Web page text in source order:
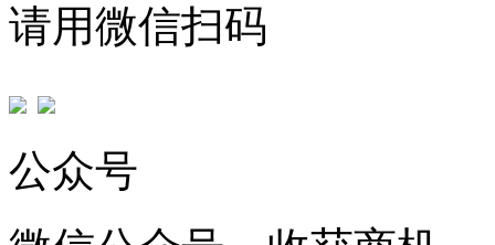
请用微信扫码
公众号